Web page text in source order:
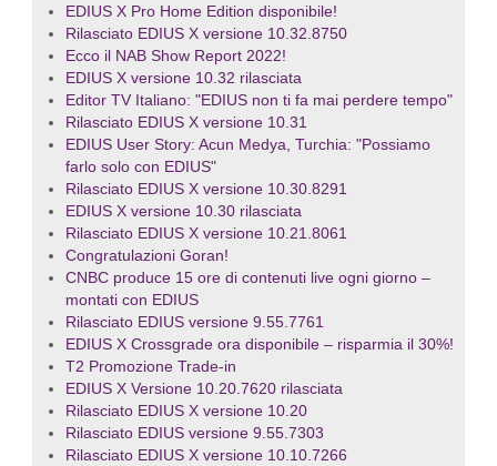
EDIUS X Pro Home Edition disponibile!
Rilasciato EDIUS X versione 10.32.8750
Ecco il NAB Show Report 2022!
EDIUS X versione 10.32 rilasciata
Editor TV Italiano: "EDIUS non ti fa mai perdere tempo"
Rilasciato EDIUS X versione 10.31
EDIUS User Story: Acun Medya, Turchia: "Possiamo
farlo solo con EDIUS"
Rilasciato EDIUS X versione 10.30.8291
EDIUS X versione 10.30 rilasciata
Rilasciato EDIUS X versione 10.21.8061
Congratulazioni Goran!
CNBC produce 15 ore di contenuti live ogni giorno –
montati con EDIUS
Rilasciato EDIUS versione 9.55.7761
EDIUS X Crossgrade ora disponibile – risparmia il 30%!
T2 Promozione Trade-in
EDIUS X Versione 10.20.7620 rilasciata
Rilasciato EDIUS X versione 10.20
Rilasciato EDIUS versione 9.55.7303
Rilasciato EDIUS X versione 10.10.7266